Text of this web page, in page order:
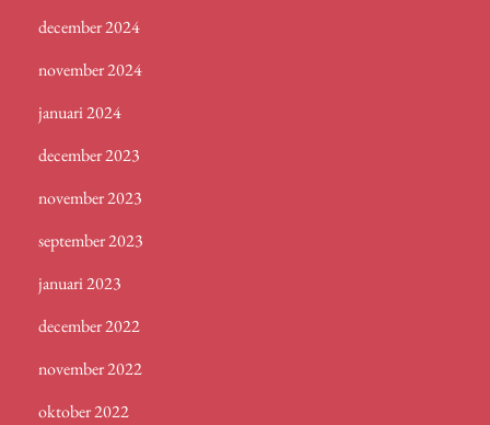
december 2024
november 2024
januari 2024
december 2023
november 2023
september 2023
januari 2023
december 2022
november 2022
oktober 2022